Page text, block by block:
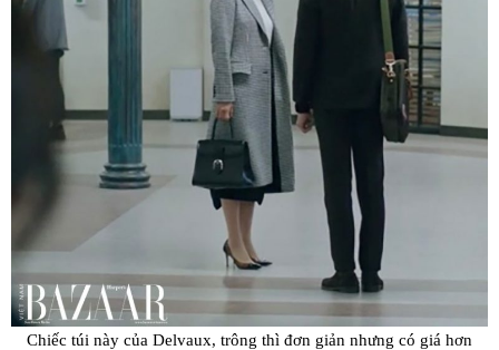
Chiếc túi này của Delvaux, trông thì đơn giản nhưng có giá hơn